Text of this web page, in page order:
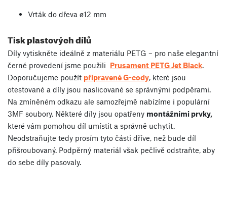
Vrták do dřeva ø12 mm
Tisk plastových dílů
Díly vytiskněte ideálně z materiálu PETG – pro naše elegantní
černé provedení jsme použili Prusament PETG Jet Black.
Doporučujeme použít připravené G-cody, které jsou
otestované a díly jsou naslicované se správnými podpěrami.
Na zmíněném odkazu ale samozřejmě nabízíme i populární
3MF soubory. Některé díly jsou opatřeny montážními prvky,
které vám pomohou díl umístit a správně uchytit.
Neodstraňujte tedy prosím tyto části dříve, než bude díl
přišroubovaný. Podpěrný materiál však pečlivě odstraňte, aby
do sebe díly pasovaly.